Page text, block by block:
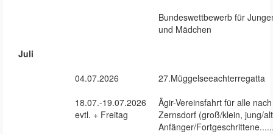
Bundeswettbewerb für
und Mädchen
Juli
04.07.2026
27.Müggelseeachterregatta
18.07.-19.07.2026
evtl. + Freitag
Ägir-Vereinsfahrt für alle nach
Zernsdorf (groß/klein, jung/
Anfänger/